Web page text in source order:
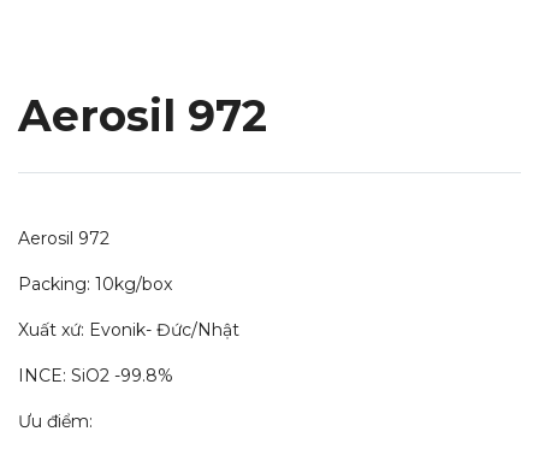
Aerosil 972
Aerosil 972
Packing: 10kg/box
Xuất xứ: Evonik- Đức/Nhật
INCE: SiO2 -99.8%
Ưu điểm: